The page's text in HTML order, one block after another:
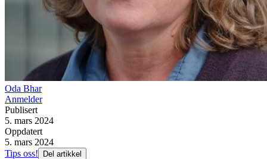
Oda Bhar
Anmelder
Publisert
5. mars 2024
Oppdatert
5. mars 2024
Tips oss!
Del artikkel